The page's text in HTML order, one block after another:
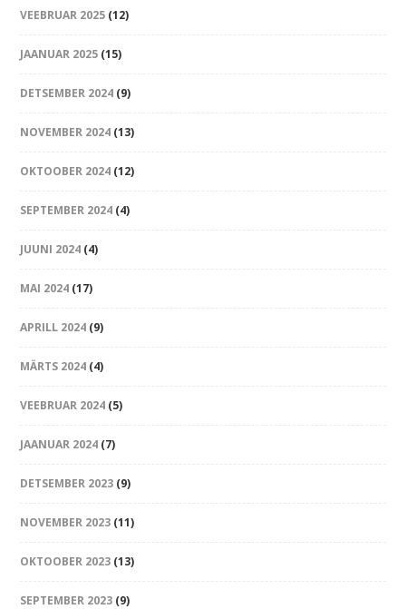
VEEBRUAR 2025 (12)
JAANUAR 2025 (15)
DETSEMBER 2024 (9)
NOVEMBER 2024 (13)
OKTOOBER 2024 (12)
SEPTEMBER 2024 (4)
JUUNI 2024 (4)
MAI 2024 (17)
APRILL 2024 (9)
MÄRTS 2024 (4)
VEEBRUAR 2024 (5)
JAANUAR 2024 (7)
DETSEMBER 2023 (9)
NOVEMBER 2023 (11)
OKTOOBER 2023 (13)
SEPTEMBER 2023 (9)